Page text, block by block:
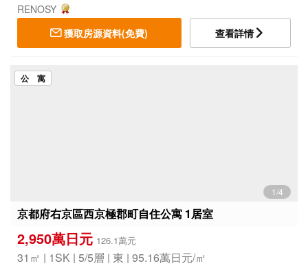
RENOSY
獲取房源資料(免費)
查看詳情
公 寓
1/4
京都府右京區西京極郡町自住公寓 1居室
2,950萬日元 126.1萬元
31㎡ | 1SK | 5/5層 | 東 | 95.16萬日元/㎡